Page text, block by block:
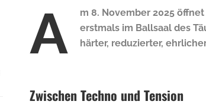
A
m 8. November 2025
erstmals im Ballsaal des
härter, reduzierter,
Zwischen Techno und Tension